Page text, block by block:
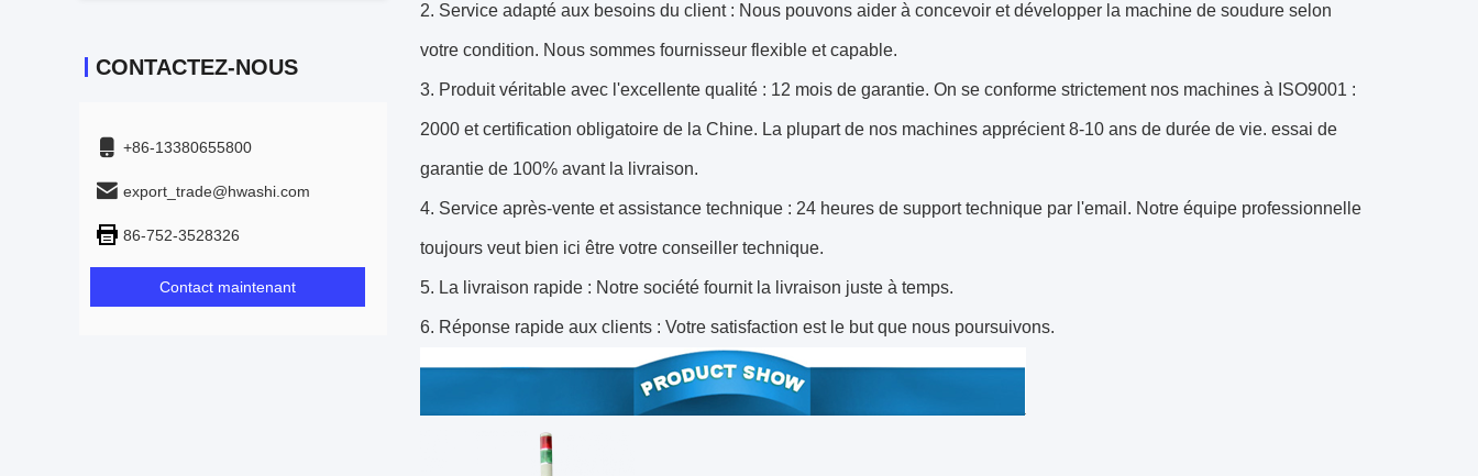
CONTACTEZ-NOUS
+86-13380655800
export_trade@hwashi.com
86-752-3528326
Contact maintenant
2. Service adapté aux besoins du client : Nous pouvons aider à concevoir et développer la machine de soudure selon
votre condition. Nous sommes fournisseur flexible et capable.
3. Produit véritable avec l'excellente qualité : 12 mois de garantie. On se conforme strictement nos machines à ISO9001 :
2000 et certification obligatoire de la Chine. La plupart de nos machines apprécient 8-10 ans de durée de vie. essai de
garantie de 100% avant la livraison.
4. Service après-vente et assistance technique : 24 heures de support technique par l'email. Notre équipe professionnelle
toujours veut bien ici être votre conseiller technique.
5. La livraison rapide : Notre société fournit la livraison juste à temps.
6. Réponse rapide aux clients : Votre satisfaction est le but que nous poursuivons.